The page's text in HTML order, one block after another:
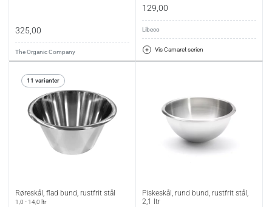
325,00
The Organic Company
129,00
Libeco
Vis Camaret serien
11 varianter
Røreskål, flad bund, rustfrit stål
1,0 - 14,0 ltr
Piskeskål, rund bund, rustfrit stål,
2,1 ltr